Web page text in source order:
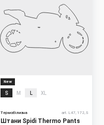
New
S M XL
Термобілизна art. L47, 172, S
Штани Spidi Thermo Pants